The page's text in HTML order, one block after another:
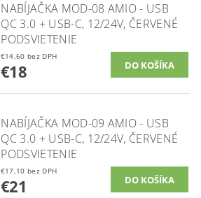
NABÍJAČKA MOD-08 AMIO - USB
QC 3.0 + USB-C, 12/24V, ČERVENÉ
PODSVIETENIE
€14,60 bez DPH
€18
NABÍJAČKA MOD-09 AMIO - USB
QC 3.0 + USB-C, 12/24V, ČERVENÉ
PODSVIETENIE
€17,10 bez DPH
€21